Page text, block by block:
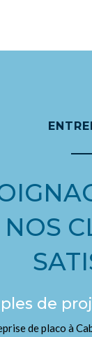
NOS
de
de placo à